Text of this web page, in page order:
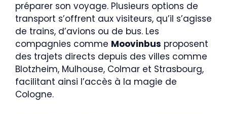
préparer son voyage. Plusieurs options de
transport s’offrent aux visiteurs, qu’il s’agisse
de trains, d’avions ou de bus. Les
compagnies comme Moovinbus proposent
des trajets directs depuis des villes comme
Blotzheim, Mulhouse, Colmar et Strasbourg,
facilitant ainsi l’accès à la magie de
Cologne.